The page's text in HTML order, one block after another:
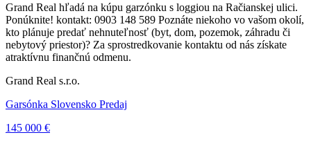
Grand Real hľadá na kúpu garzónku s loggiou na Račianskej ulici.
Ponúknite! kontakt: 0903 148 589 Poznáte niekoho vo vašom okolí,
kto plánuje predať nehnuteľnosť (byt, dom, pozemok, záhradu či
nebytový priestor)? Za sprostredkovanie kontaktu od nás získate
atraktívnu finančnú odmenu.
Grand Real s.r.o.
Garsónka Slovensko Predaj
145 000 €